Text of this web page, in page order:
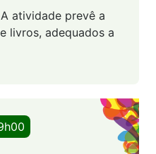
atividade prevê a
livros, adequados a